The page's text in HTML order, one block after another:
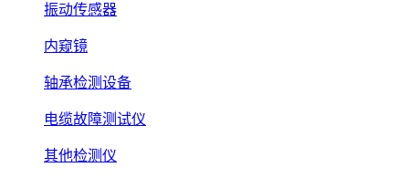
振动传感器
内窥镜
轴承检测设备
电缆故障测试仪
其他检测仪